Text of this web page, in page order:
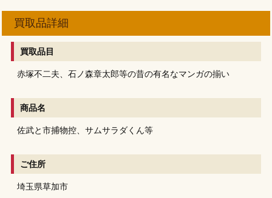
買取品詳細
買取品目
赤塚不二夫、石ノ森章太郎等の昔の有名なマンガの揃い
商品名
佐武と市捕物控、サムサラダくん等
ご住所
埼玉県草加市